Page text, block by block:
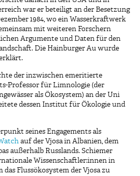
war er beteiligt an der Besetzung
1984, wo ein Wasserkraftwerk
mit weiteren Forschern
Argumente und Daten für den
Die Hainburger Au wurde
der inzwischen emeritierte
Professor für Limnologie (der
als Ökosystem) an der Uni
dessen Institut für Ökologie und
seines Engagements als
auf der Vjosa in Albanien, dem
außerhalb Russlands. Schiemer
Wissenschaftler:innen in
das Flussökosystem der Vjosa zu